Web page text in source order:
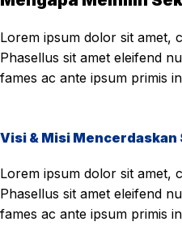
Lorem ipsum dolor sit amet,
Phasellus sit amet eleifend
fames ac ante ipsum primis
Visi & Misi Mencerdaskan
Lorem ipsum dolor sit amet,
Phasellus sit amet eleifend
fames ac ante ipsum primis